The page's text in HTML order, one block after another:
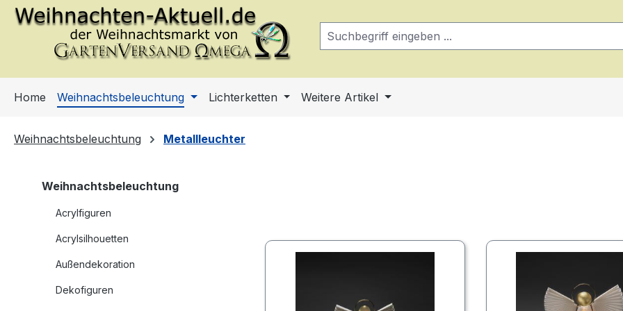
Hauptinhalt springen
Zur Suche springen
Zur Hauptnavigation springen
Home Weihnachtsbeleuchtung Lichterketten Weitere Artikel
Weihnachtsbeleuchtung Metallleuchter
Weihnachtsbeleuchtung
Acrylfiguren
Acrylsilhouetten
Außendekoration
Dekofiguren